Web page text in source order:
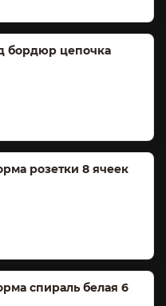
бордюр цепочка
розетки 8 ячеек
спираль белая 6